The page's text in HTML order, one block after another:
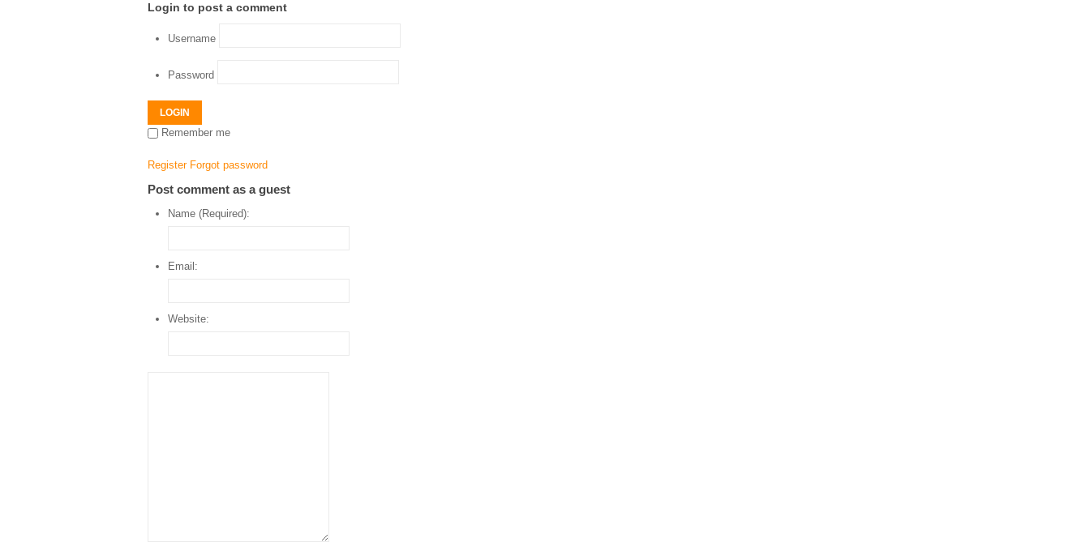
Login to post a comment
Username
Password
LOGIN
Remember me
Register Forgot password
Post comment as a guest
Name (Required):
Email:
Website: